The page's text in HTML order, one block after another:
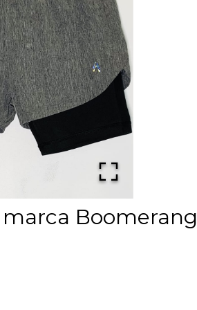
Boomerang